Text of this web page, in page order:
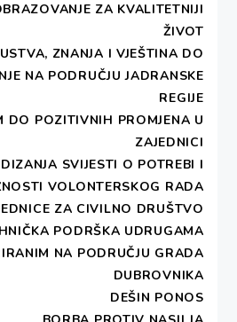
ZA KVALITETNIJI
ŽIVOT
ZNANJA I VJEŠTINA DO
NA PODRUČJU JADRANSKE
REGIJE
DO POZITIVNIH PROMJENA U
ZAJEDNICI
SVIJESTI O POTREBI I
VOLONTERSKOG RADA
ZA CIVILNO DRUŠTVO
PODRŠKA UDRUGAMA
NA PODRUČJU GRADA
DUBROVNIKA
DEŠIN PONOS